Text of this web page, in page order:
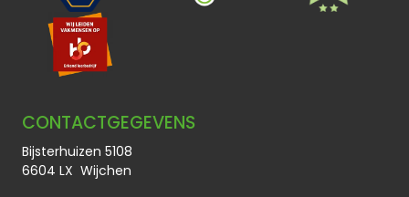
CONTACTGEGEVENS
Bijsterhuizen 5108
6604 LX Wijchen